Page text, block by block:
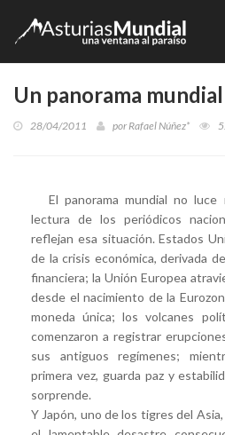
Un panorama
28/04/2011 porRafael Núñez*
El panorama mundial no
lectura de los periódicos
reflejan esa situación. Estados
de la crisis económica, derivada
financiera; la Unión Europea
desde el nacimiento de la
moneda única; los volcanes
comenzaron a registrar
sus antiguos regímenes;
primera vez, guarda paz y
sorprende.
Y Japón, uno de los tigres del